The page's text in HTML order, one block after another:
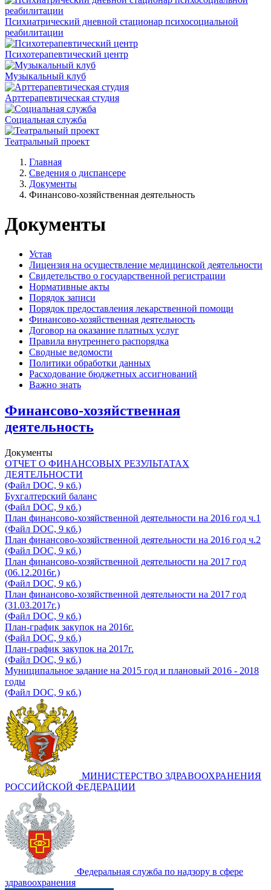
Психиатрический дневной стационар психосоциальной
реабилитации
Психотерапевтический центр
Музыкальный клуб
Арттерапевтическая студия
Социальная служба
Театральный проект
Главная
Сведения о диспансере
Документы
Финансово-хозяйственная деятельность
Документы
Устав
Лицензия на осуществление медицинской деятельности
Свидетельство о государственной регистрации
Нормативные акты
Порядок записи
Порядок предоставления лекарственной помощи
Финансово-хозяйственная деятельность
Договор на оказание платных услуг
Правила внутреннего распорядка
Сводные ведомости
Политики обработки данных
Расходование бюджетных ассигнований
Важно знать
Финансово-хозяйственная
деятельность
Документы
ОТЧЕТ О ФИНАНСОВЫХ РЕЗУЛЬТАТАХ
ДЕЯТЕЛЬНОСТИ
(Файл DOC, 9 кб.)
Бухгалтерский баланс
(Файл DOC, 9 кб.)
План финансово-хозяйственной деятельности на 2016 год ч.1
(Файл DOC, 9 кб.)
План финансово-хозяйственной деятельности на 2016 год ч.2
(Файл DOC, 9 кб.)
План финансово-хозяйственной деятельности на 2017 год
(06.12.2016г.)
(Файл DOC, 9 кб.)
План финансово-хозяйственной деятельности на 2017 год
(31.03.2017г.)
(Файл DOC, 9 кб.)
План-график закупок на 2016г.
(Файл DOC, 9 кб.)
План-график закупок на 2017г.
(Файл DOC, 9 кб.)
Муниципальное задание на 2015 год и плановый 2016 - 2018
годы
(Файл DOC, 9 кб.)
МИНИСТЕРСТВО ЗДРАВООХРАНЕНИЯ
РОССИЙСКОЙ ФЕДЕРАЦИИ
Федеральная служба по надзору в сфере
здравоохранения